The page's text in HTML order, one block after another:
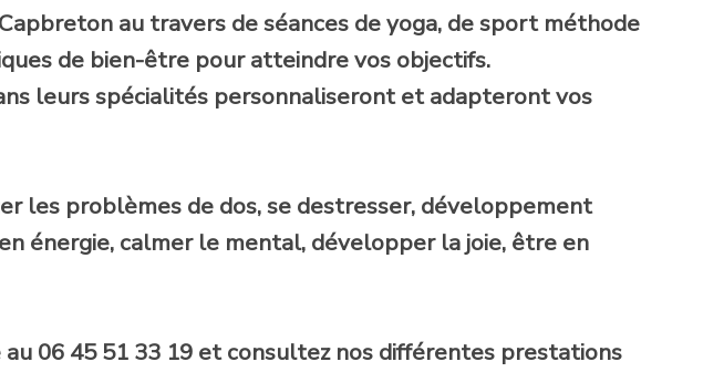
au travers de séances de yoga, de sport méthode
de bien-être pour atteindre vos objectifs.
leurs spécialités personnaliseront et adapteront vos
les problèmes de dos, se destresser, développement
énergie, calmer le mental, développer la joie, être en
06 45 51 33 19 et consultez nos différentes prestations